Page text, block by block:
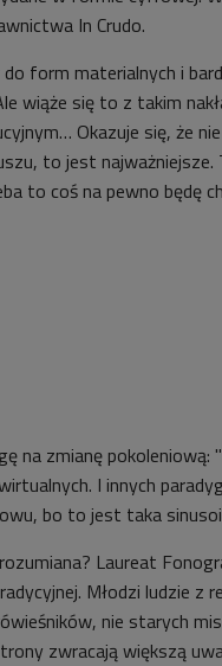
In Crudo.
form materialnych i
wiąże się to z takim
Okazuje się, że
to jest
to coś na pewno będę
na zmianę
I innych
bo to jest taka
Laureat
Młodzi ludzie z
nie starych
zwracają większą